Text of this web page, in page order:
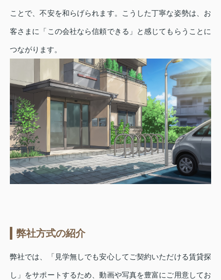
ことで、不安を和らげられます。こうした丁寧な姿勢は、お
客さまに「この会社なら信頼できる」と感じてもらうことに
つながります。
弊社方式の紹介
弊社では、「見学無しでも安心してご契約いただける賃貸探
し」をサポートするため、動画や写真を豊富にご用意してお